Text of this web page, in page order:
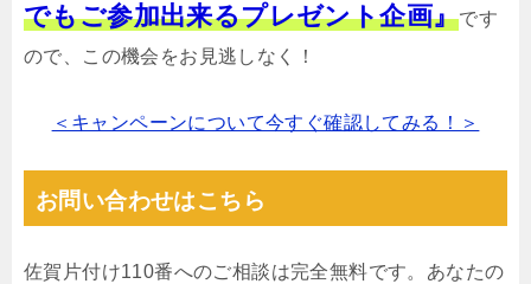
でもご参加出来るプレゼント企画』です
ので、この機会をお見逃しなく！
＜キャンペーンについて今すぐ確認してみる！＞
お問い合わせはこちら
佐賀片付け110番へのご相談は完全無料です。あなたの